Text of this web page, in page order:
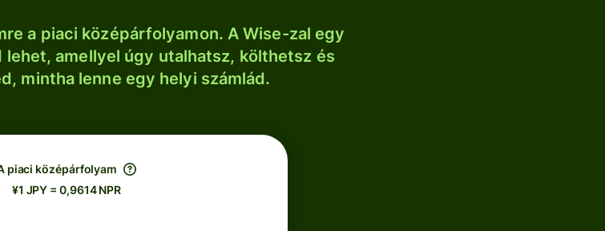
a piaci középárfolyamon. A Wise-zal egy
lehet, amellyel úgy utalhatsz, költhetsz és
mintha lenne egy helyi számlád.
piaci középárfolyam
¥1 JPY = 0,9614 NPR